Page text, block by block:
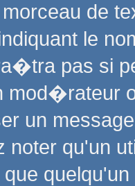
de
le
pas si
mod�rateur
un
noter qu'un
que